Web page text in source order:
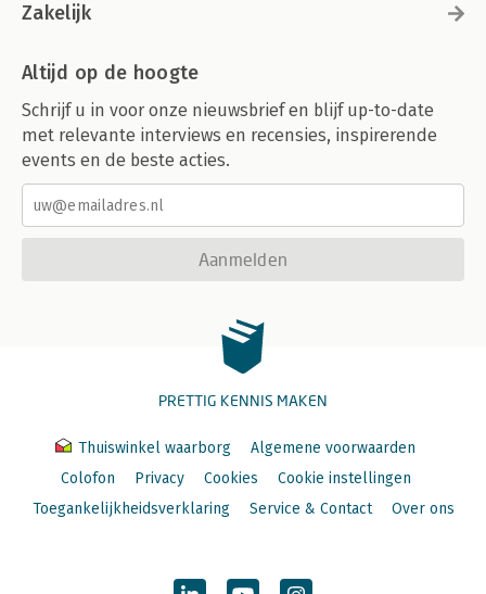
Zakelijk
Altijd op de hoogte
Schrijf u in voor onze nieuwsbrief en blijf up-to-date
met relevante interviews en recensies, inspirerende
events en de beste acties.
Aanmelden
PRETTIG KENNIS MAKEN
Thuiswinkel waarborg
Algemene voorwaarden
Colofon
Privacy Cookies
Cookie instellingen
Toegankelijkheidsverklaring
Service & Contact Over ons